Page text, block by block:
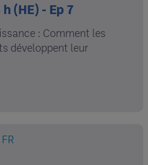
(HE) - Ep 7
: Comment les
développent leur